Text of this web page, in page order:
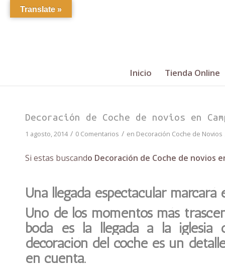
Inicio Tienda Online
Decoración de Coche de novios en
1 agosto, 2014 / 0 Comentarios / en Decoración Coche de Novios
Si estas buscando Decoración de Coche de novios
Una llegada espectacular
Uno de los momentos más
boda es la llegada a la
decoración del coche es un
en cuenta.
Translate »